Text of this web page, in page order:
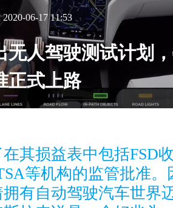
06-17 11:53
无人驾驶测试计划
正式上路
在其损益表中包括FSD
等机构的监管批准
有自动驾驶汽车世界